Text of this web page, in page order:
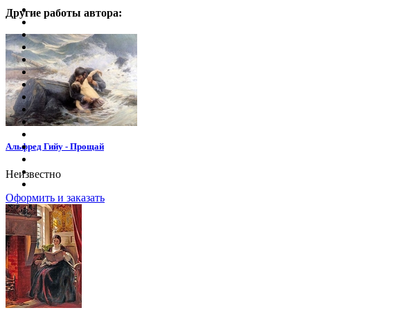
Другие работы автора:
Альфред Гийу - Прощай
Неизвестно
Оформить и заказать